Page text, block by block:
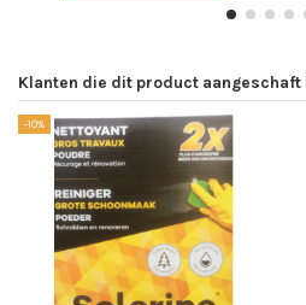
Klanten die dit product aangeschaft
-10%